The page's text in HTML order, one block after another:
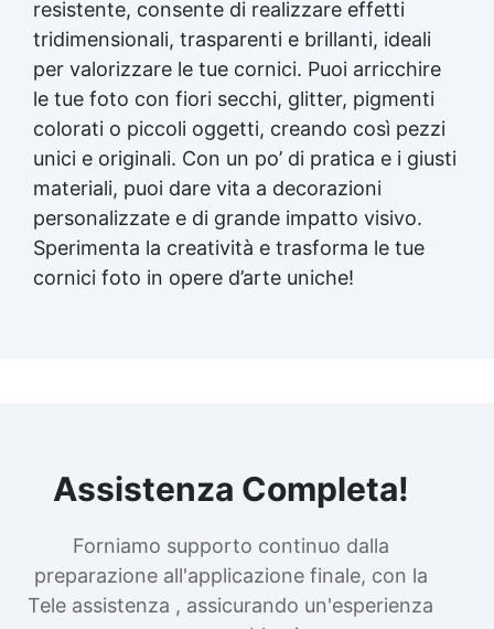
resistente, consente di realizzare effetti
tridimensionali, trasparenti e brillanti, ideali
per valorizzare le tue cornici. Puoi arricchire
le tue foto con fiori secchi, glitter, pigmenti
colorati o piccoli oggetti, creando così pezzi
unici e originali. Con un po’ di pratica e i giusti
materiali, puoi dare vita a decorazioni
personalizzate e di grande impatto visivo.
Sperimenta la creatività e trasforma le tue
cornici foto in opere d’arte uniche!
Assistenza Completa!
Forniamo supporto continuo dalla
preparazione all'applicazione finale, con la
Tele assistenza , assicurando un'esperienza